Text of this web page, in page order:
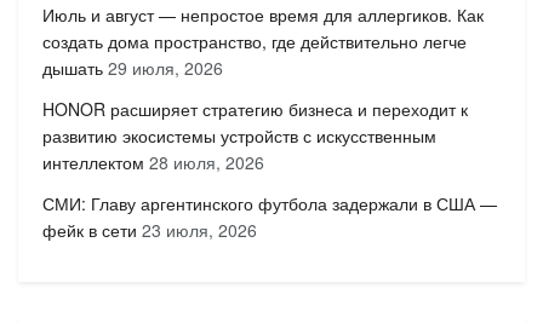
Июль и август — непростое время для аллергиков. Как
создать дома пространство, где действительно легче
дышать 29 июля, 2026
HONOR расширяет стратегию бизнеса и переходит к
развитию экосистемы устройств с искусственным
интеллектом 28 июля, 2026
СМИ: Главу аргентинского футбола задержали в США —
фейк в сети 23 июля, 2026